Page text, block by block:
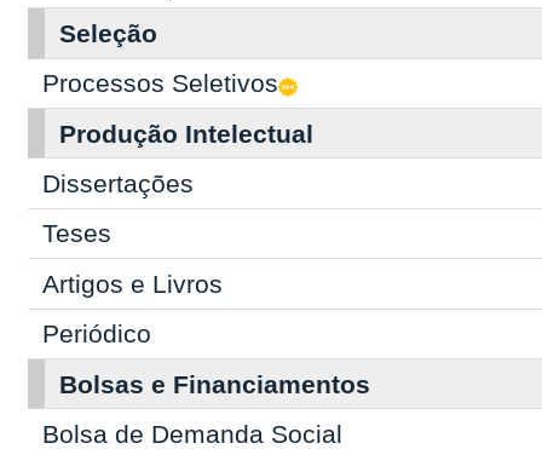
Seleção
Processos Seletivos
Produção Intelectual
Dissertações
Teses
Artigos e Livros
Periódico
Bolsas e Financiamentos
Bolsa de Demanda Social